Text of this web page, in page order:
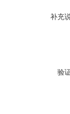
补充
验